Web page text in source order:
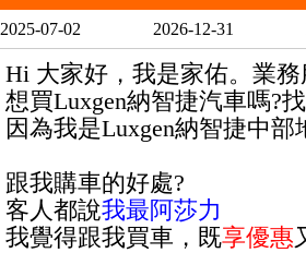
2025-07-02 2026-12-31
Hi 大家好，我是家佑。 業務
想買Luxgen納智捷汽車嗎?找
因為我是Luxgen納智捷中部
跟我購車的好處?
客人都說我最阿莎力
我覺得跟我買車，既享優惠